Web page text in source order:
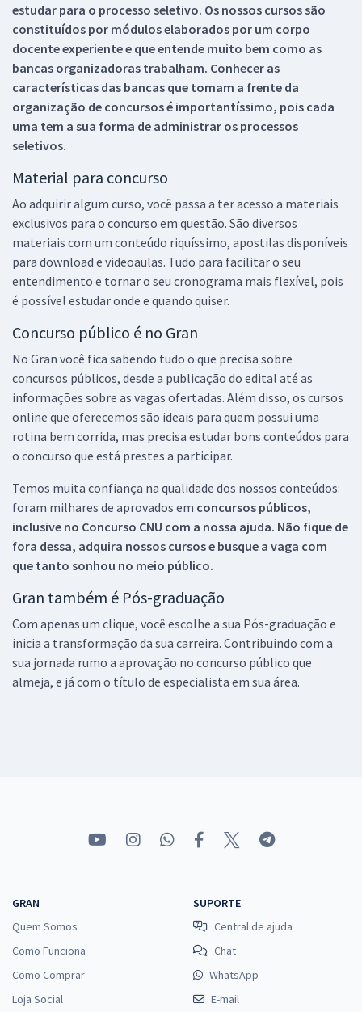
estudar para o processo seletivo. Os nossos cursos são
constituídos por módulos elaborados por um corpo
docente experiente e que entende muito bem como as
bancas organizadoras trabalham. Conhecer as
características das bancas que tomam a frente da
organização de concursos é importantíssimo, pois cada
uma tem a sua forma de administrar os processos
seletivos.
Material para concurso
Ao adquirir algum curso, você passa a ter acesso a materiais
exclusivos para o concurso em questão. São diversos
materiais com um conteúdo riquíssimo, apostilas disponíveis
para download e videoaulas. Tudo para facilitar o seu
entendimento e tornar o seu cronograma mais flexível, pois
é possível estudar onde e quando quiser.
Concurso público é no Gran
No Gran você fica sabendo tudo o que precisa sobre
concursos públicos, desde a publicação do edital até as
informações sobre as vagas ofertadas. Além disso, os cursos
online que oferecemos são ideais para quem possui uma
rotina bem corrida, mas precisa estudar bons conteúdos para
o concurso que está prestes a participar.
Temos muita confiança na qualidade dos nossos conteúdos:
foram milhares de aprovados em concursos públicos,
inclusive no Concurso CNU com a nossa ajuda. Não fique de
fora dessa, adquira nossos cursos e busque a vaga com
que tanto sonhou no meio público.
Gran também é Pós-graduação
Com apenas um clique, você escolhe a sua Pós-graduação e
inicia a transformação da sua carreira. Contribuindo com a
sua jornada rumo a aprovação no concurso público que
almeja, e já com o título de especialista em sua área.
GRAN
Quem Somos
Como Funciona
Como Comprar
Loja Social
SUPORTE
Central de ajuda
Chat
WhatsApp
E-mail